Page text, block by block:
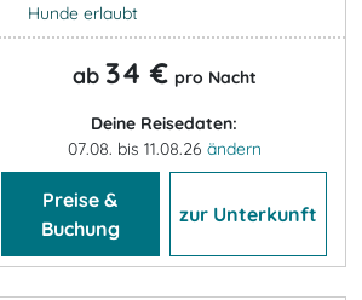
Hunde erlaubt
ab 34 € pro Nacht
Deine Reisedaten:
07.08. bis 11.08.26 ändern
Preise &
Buchung
zur Unterkunft